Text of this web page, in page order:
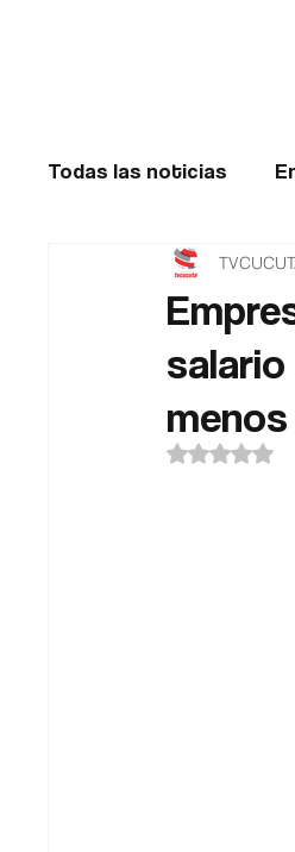
Todas las noticias
Entretenimiento
Catatumbo
Obtuvo